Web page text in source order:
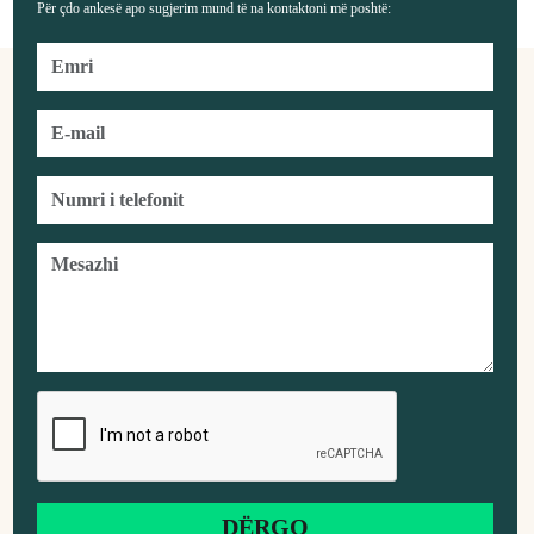
Për çdo ankesë apo sugjerim mund të na kontaktoni më poshtë: